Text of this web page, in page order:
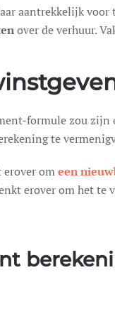
aantrekkelijk
over de verhuur.
formule zou
te
erover omeen
erover om het te